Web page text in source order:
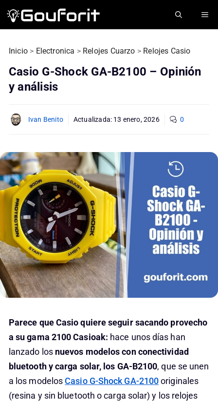
Inicio > Electronica > Relojes Cuarzo > Relojes Casio
Casio G-Shock GA-B2100 – Opinión
y análisis
Ivan Benito Actualizada: 13 enero, 2026 0
Parece que Casio quiere seguir sacando provecho
a su gama 2100 Casioak: hace unos días han
lanzado los nuevos modelos con conectividad
bluetooth y carga solar, los GA-B2100, que se unen
a los modelosCasio G-Shock GA-2100originales
(resina y sin bluetooth o carga solar) y los relojes